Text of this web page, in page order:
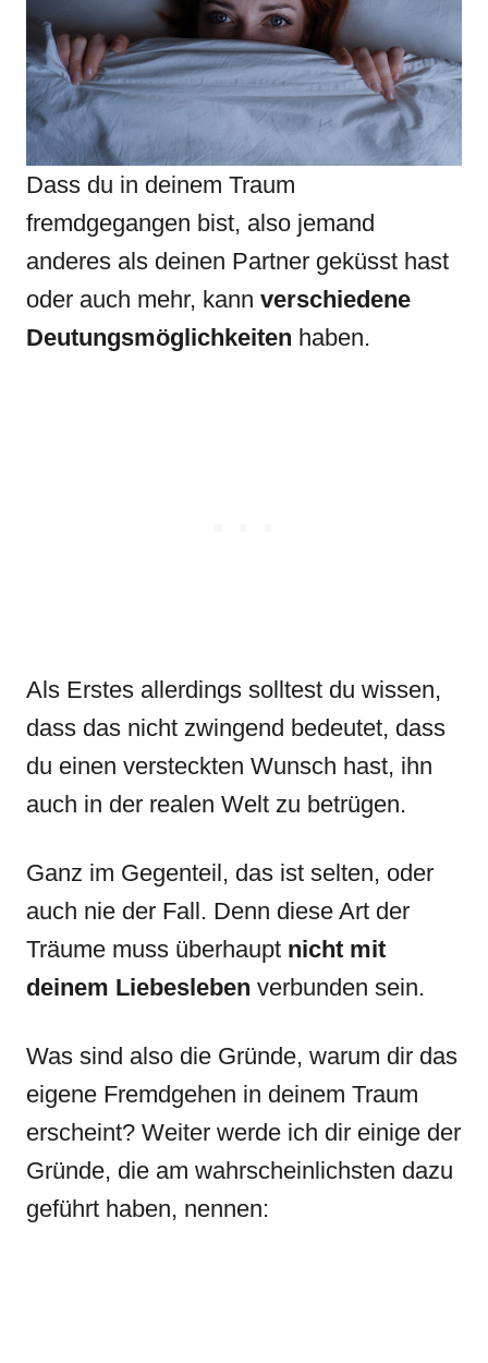
Dass du in deinem Traum
fremdgegangen bist, also jemand
anderes als deinen Partner geküsst hast
oder auch mehr, kann verschiedene
Deutungsmöglichkeiten haben.
Als Erstes allerdings solltest du wissen,
dass das nicht zwingend bedeutet, dass
du einen versteckten Wunsch hast, ihn
auch in der realen Welt zu betrügen.
Ganz im Gegenteil, das ist selten, oder
auch nie der Fall. Denn diese Art der
Träume muss überhaupt nicht mit
deinem Liebesleben verbunden sein.
Was sind also die Gründe, warum dir das
eigene Fremdgehen in deinem Traum
erscheint? Weiter werde ich dir einige der
Gründe, die am wahrscheinlichsten dazu
geführt haben, nennen: